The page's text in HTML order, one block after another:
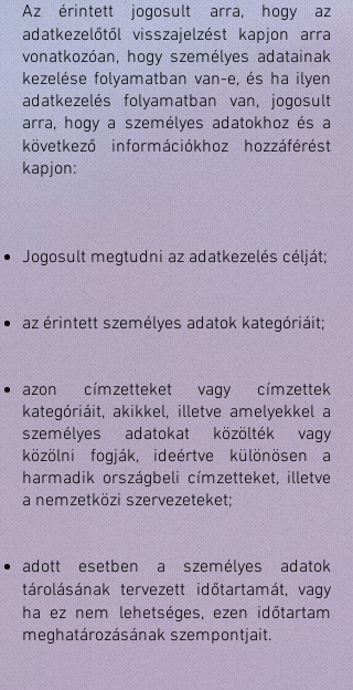
Az érintett jogosult arra, hogy az
adatkezelőtől visszajelzést kapjon arra
vonatkozóan, hogy személyes adatainak
kezelése folyamatban van-e, és ha ilyen
adatkezelés folyamatban van, jogosult
arra, hogy a személyes adatokhoz és a
következő információkhoz hozzáférést
kapjon:
Jogosult megtudni az adatkezelés célját;
az érintett személyes adatok kategóriáit;
azon címzetteket vagy címzettek
kategóriáit, akikkel, illetve amelyekkel a
személyes adatokat közölték vagy
közölni fogják, ideértve különösen a
harmadik országbeli címzetteket, illetve
a nemzetközi szervezeteket;
adott esetben a személyes adatok
tárolásának tervezett időtartamát, vagy
ha ez nem lehetséges, ezen időtartam
meghatározásának szempontjait.